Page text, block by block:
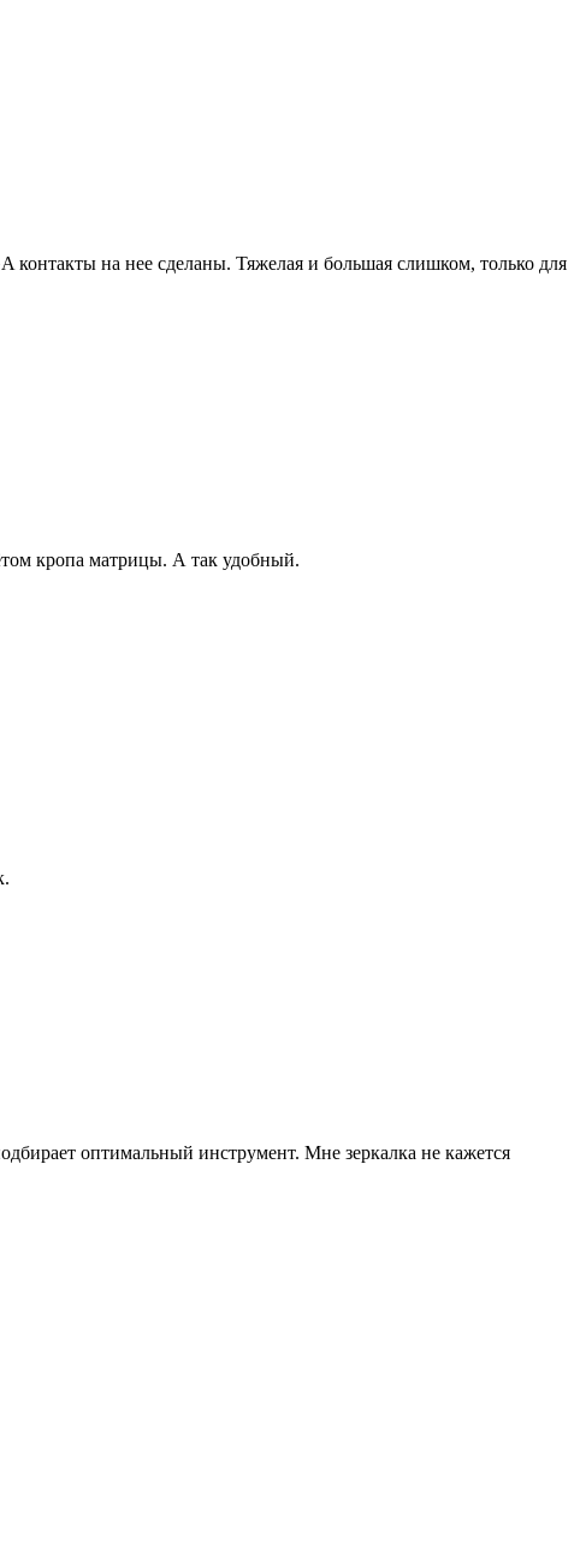
на нее сделаны. Тяжелая и большая слишком, только для
кропа матрицы. А так удобный.
оптимальный инструмент. Мне зеркалка не кажется